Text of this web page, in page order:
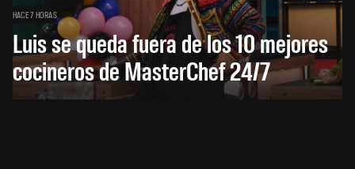
HACE 7 HORAS
Luis se queda fuera de los 10 mejores
cocineros de MasterChef 24/7